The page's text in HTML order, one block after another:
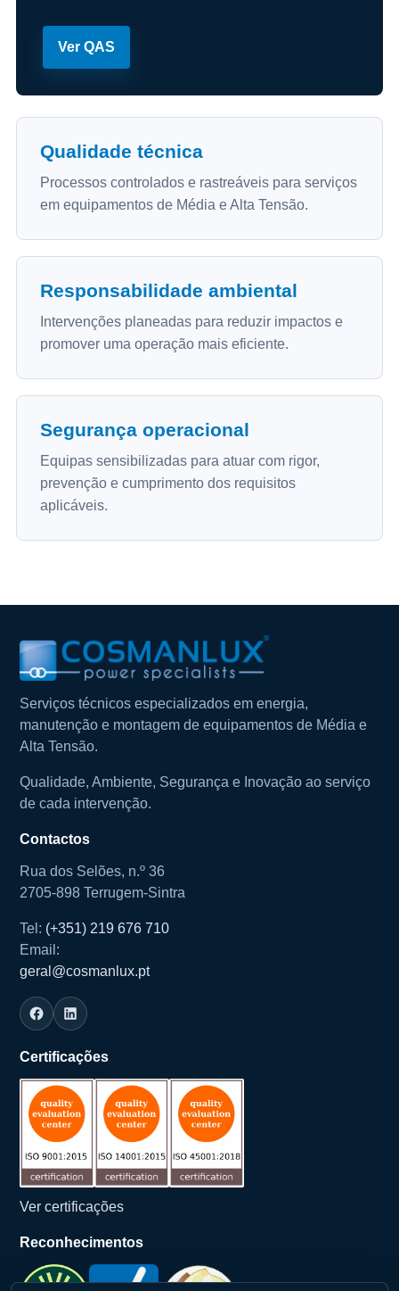
Ver QAS
Qualidade técnica
Processos controlados e rastreáveis para serviços
em equipamentos de Média e Alta Tensão.
Responsabilidade ambiental
Intervenções planeadas para reduzir impactos e
promover uma operação mais eficiente.
Segurança operacional
Equipas sensibilizadas para atuar com rigor,
prevenção e cumprimento dos requisitos
aplicáveis.
Serviços técnicos especializados em energia,
manutenção e montagem de equipamentos de Média e
Alta Tensão.
Qualidade, Ambiente, Segurança e Inovação ao serviço
de cada intervenção.
Contactos
Rua dos Selões, n.º 36
2705-898 Terrugem-Sintra
Tel: (+351) 219 676 710
Email:
geral@cosmanlux.pt
Certificações
Ver certificações
Reconhecimentos